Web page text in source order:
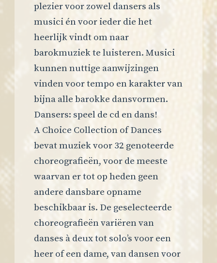
plezier voor zowel dansers als
musici én voor ieder die het
heerlijk vindt om naar
barokmuziek te luisteren. Musici
kunnen nuttige aanwijzingen
vinden voor tempo en karakter van
bijna alle barokke dansvormen.
Dansers: speel de cd en dans!
A Choice Collection of Dances
bevat muziek voor 32 genoteerde
choreografieën, voor de meeste
waarvan er tot op heden geen
andere dansbare opname
beschikbaar is. De geselecteerde
choreografieën variëren van
danses à deux tot solo’s voor een
heer of een dame, van dansen voor